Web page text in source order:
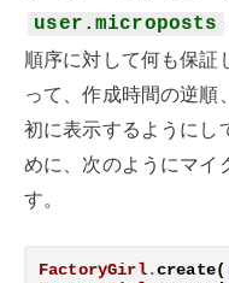
user.microposts
順序に対して何も保証
って、作成時間の逆順
初に表示するようにし
めに、次のようにマイ
す。
FactoryGirl.create(